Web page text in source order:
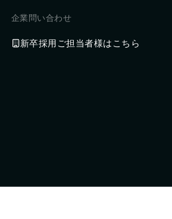
企業問い合わせ
新卒採用ご担当者様はこちら